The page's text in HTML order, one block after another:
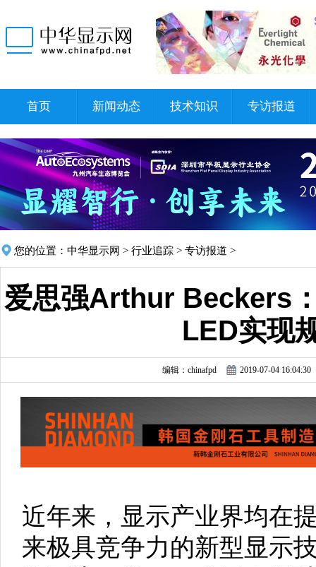
首页 新闻动态 技术知识 专访报道
您的位置： 中华显示网 > 行业追踪 > 专访报道 >
爱思强Arthur Beckers
LED实现
编辑：chinafpd 2019-07-04 16:04:30
近年来，显示产业界均在
来极具竞争力的新型显示